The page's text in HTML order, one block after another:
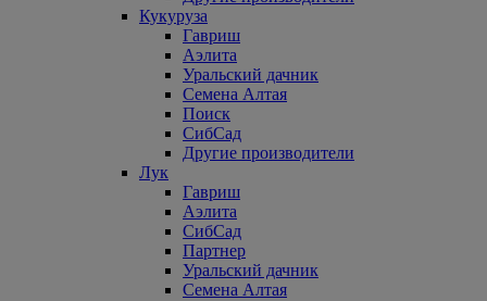
Кукуруза
Гавриш
Аэлита
Уральский дачник
Семена Алтая
Поиск
СибСад
Другие производители
Лук
Гавриш
Аэлита
СибСад
Партнер
Уральский дачник
Семена Алтая